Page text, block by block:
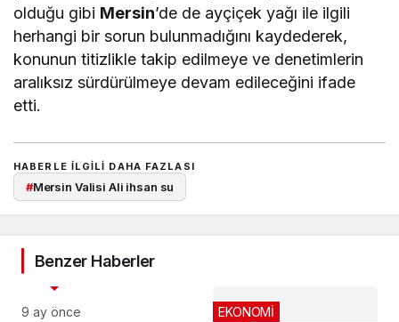
olduğu gibi Mersin’de de ayçiçek yağı ile ilgili
herhangi bir sorun bulunmadığını kaydederek,
konunun titizlikle takip edilmeye ve denetimlerin
aralıksız sürdürülmeye devam edileceğini ifade
etti.
HABERLE ILGILI DAHA FAZLASI
#Mersin Valisi Ali ihsan su
Benzer Haberler
9 ay önce EKONOMİ